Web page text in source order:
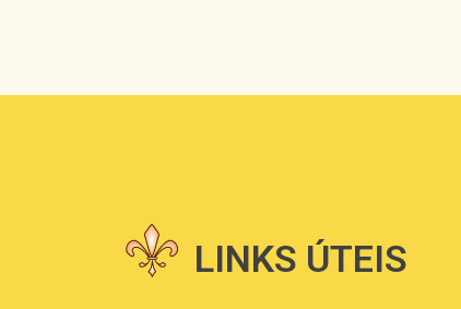
LINKS ÚTEIS